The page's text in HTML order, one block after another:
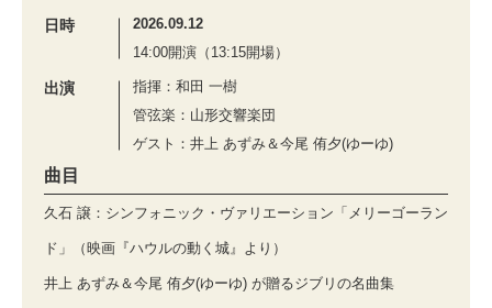
日時
2026.09.12
14:00開演（13:15開場）
出演
指揮：和田 一樹
管弦楽：山形交響楽団
ゲスト：井上 あずみ＆今尾 侑夕(ゆーゆ)
曲目
久石 譲：シンフォニック・ヴァリエーション「メリーゴーラン
ド」（映画『ハウルの動く城』より）
井上 あずみ＆今尾 侑夕(ゆーゆ) が贈るジブリの名曲集